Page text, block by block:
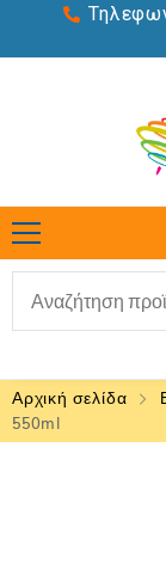
Αρχική σελίδα
550ml